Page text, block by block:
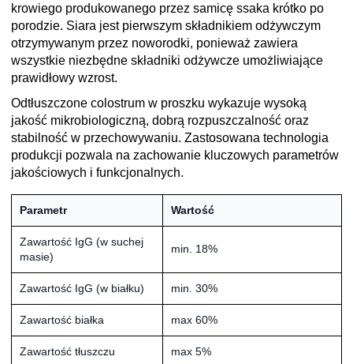
krowiego produkowanego przez samicę ssaka krótko po
porodzie. Siara jest pierwszym składnikiem odżywczym
otrzymywanym przez noworodki, ponieważ zawiera
wszystkie niezbędne składniki odżywcze umożliwiające
prawidłowy wzrost.
Odtłuszczone colostrum w proszku wykazuje wysoką
jakość mikrobiologiczną, dobrą rozpuszczalność oraz
stabilność w przechowywaniu. Zastosowana technologia
produkcji pozwala na zachowanie kluczowych parametrów
jakościowych i funkcjonalnych.
Parametr Wartość
Zawartość IgG (w suchej
masie)
min. 18%
Zawartość IgG (w białku) min. 30%
Zawartość białka max 60%
Zawartość tłuszczu max 5%